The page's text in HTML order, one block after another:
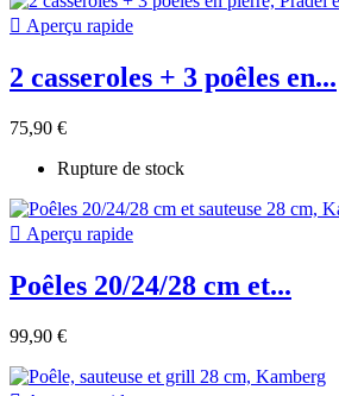
 Aperçu rapide
2 casseroles + 3 poêles en...
75,90 €
Rupture de stock
 Aperçu rapide
Poêles 20/24/28 cm et...
99,90 €